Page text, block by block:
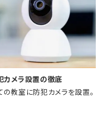
カメラ設置の徹底
の教室に防犯カメラを設置。